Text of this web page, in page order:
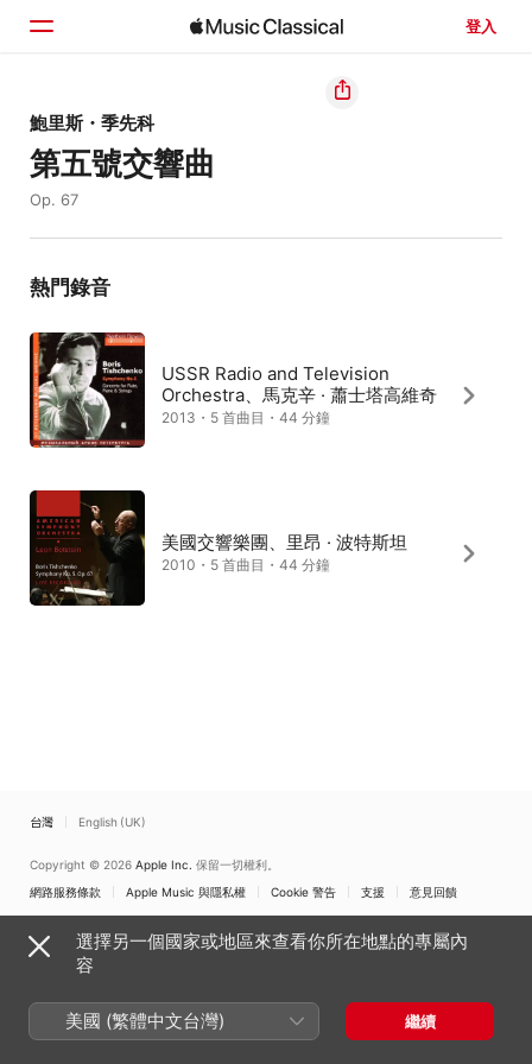
登入
首頁
瀏覽
鮑里斯・季先科
第五號交響曲
Op. 67
熱門錄音
USSR Radio and Television
Orchestra、馬克辛 · 蕭士塔高維奇
2013・5 首曲目・44 分鐘
美國交響樂團、里昂 · 波特斯坦
2010・5 首曲目・44 分鐘
台灣 English (UK)
Copyright © 2026 Apple Inc. 保留一切權利。
網路服務條款
Apple Music 與隱私權 Cookie 警告 支援 意見回饋
選擇另一個國家或地區來查看你所在地點的專屬內
容
美國 (繁體中文台灣) 繼續